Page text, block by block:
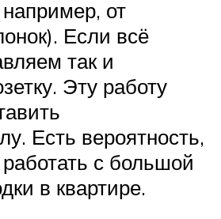
например, от
Если всё
так и
Эту работу
Есть вероятность,
с большой
в квартире.